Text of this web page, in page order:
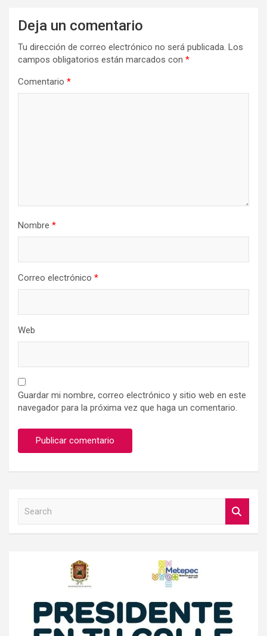
Deja un comentario
Tu dirección de correo electrónico no será publicada. Los
campos obligatorios están marcados con *
Comentario *
Nombre *
Correo electrónico *
Web
Guardar mi nombre, correo electrónico y sitio web en este
navegador para la próxima vez que haga un comentario.